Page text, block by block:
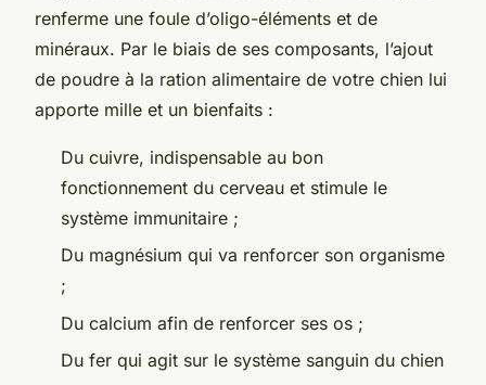
renferme une foule d’oligo-éléments et de
minéraux. Par le biais de ses composants, l’ajout
de poudre à la ration alimentaire de votre chien lui
apporte mille et un bienfaits :
Du cuivre, indispensable au bon
fonctionnement du cerveau et stimule le
système immunitaire ;
Du magnésium qui va renforcer son organisme
;
Du calcium afin de renforcer ses os ;
Du fer qui agit sur le système sanguin du chien